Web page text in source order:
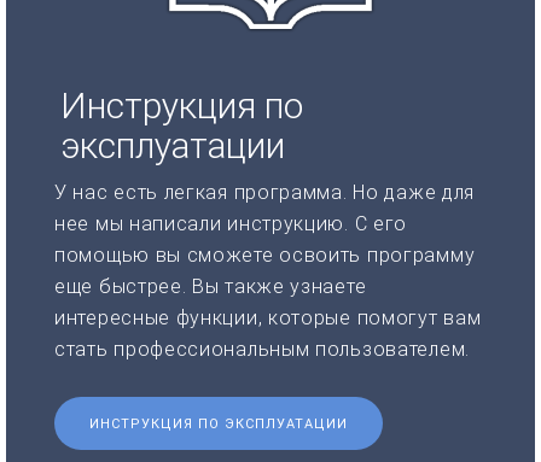
Инструкция по
эксплуатации
У нас есть легкая программа. Но даже для
нее мы написали инструкцию. С его
помощью вы сможете освоить программу
еще быстрее. Вы также узнаете
интересные функции, которые помогут вам
стать профессиональным пользователем.
ИНСТРУКЦИЯ ПО ЭКСПЛУАТАЦИИ